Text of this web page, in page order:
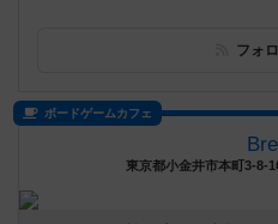
フォ
ボードゲームカフェ
東京都小金井市本町3-8-